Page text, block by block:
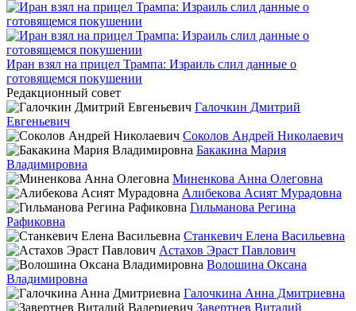
Иран взял на прицел Трампа: Израиль слил данные о
готовящемся покушении
Редакционный совет
Галочкин Дмитрий
Евгеньевич
Соколов Андрей Николаевич
Бакакина Мария
Владимировна
Миненкова Анна Олеговна
Алибекова Асият Мурадовна
Гильманова Регина
Рафиковна
Станкевич Елена Васильевна
Астахов Эраст Павлович
Волошина Оксана
Владимировна
Галочкина Анна Дмитриевна
Завертнев Виталий